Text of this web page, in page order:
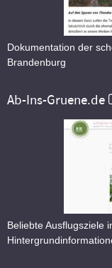
Dokumentation der
Brandenburg
Ab-Ins-Gruene.de
Beliebte Ausflugsziele